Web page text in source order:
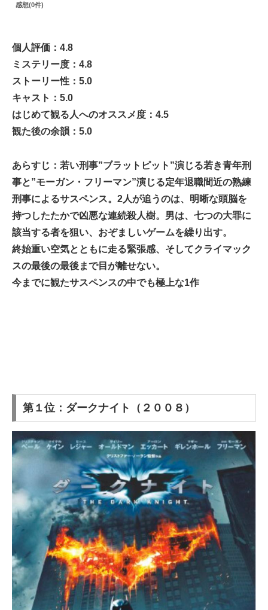
感想(0件)
個人評価：4.8
ミステリー度：4.8
ストーリー性：5.0
キャスト：5.0
はじめて観る人へのオススメ度：4.5
観た後の余韻：5.0
あらすじ：若い刑事”ブラットピット”演じる若き青年刑
事と”モーガン・フリーマン”演じる定年退職間近の熟練
刑事によるサスペンス。2人が追うのは、明晰な頭脳を
持つしたたかで凶悪な連続殺人樹。男は、七つの大罪に
該当する者を狙い、おぞましいゲームを繰り出す。
終始重い空気とともに走る緊張感、そしてクライマック
スの最後の最後まで目が離せない。
今までに観たサスペンスの中でも極上な1作
第１位：ダークナイト（２００８）